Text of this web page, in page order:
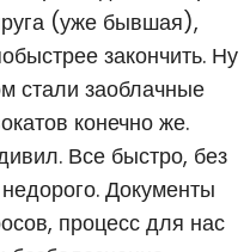
(уже бывшая),
закончить. Ну
стали заоблачные
конечно же.
Все быстро, без
Документы
процесс для нас